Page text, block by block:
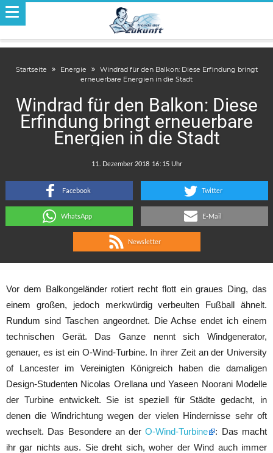
Startseite Energie
Windrad für den Balkon: Diese Erfindung bringt
erneuerbare Energien in die Stadt
Windrad für den Balkon: Diese
Erfindung bringt erneuerbare
Energien in die Stadt
:
Facebook Twitter
WhatsApp E-Mail
Newsletter
Vor dem Balkongeländer rotiert recht flott ein graues Ding, das
einem großen, jedoch merkwürdig verbeulten Fußball ähnelt.
Rundum sind Taschen angeordnet. Die Achse endet ich einem
technischen Gerät. Das Ganze nennt sich Windgenerator,
genauer, es ist ein O-Wind-Turbine. In ihrer Zeit an der University
of Lancester im Vereinigten Königreich haben die damaligen
Design-Studenten Nicolas Orellana und Yaseen Noorani Modelle
der Turbine entwickelt. Sie ist speziell für Städte gedacht, in
denen die Windrichtung wegen der vielen Hindernisse sehr oft
wechselt. Das Besondere an derO-Wind-Turbine
: Das macht
ihr gar nichts aus. Sie dreht sich, woher der Wind auch immer